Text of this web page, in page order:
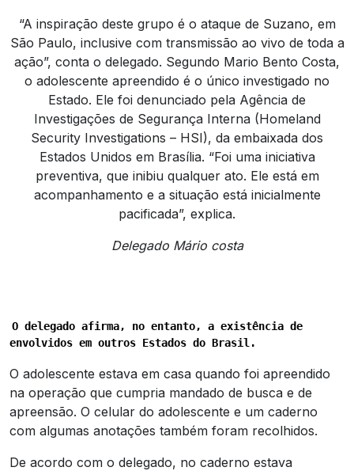
“A inspiração deste grupo é o ataque de Suzano, em
São Paulo, inclusive com transmissão ao vivo de toda a
ação”, conta o delegado. Segundo Mario Bento Costa,
o adolescente apreendido é o único investigado no
Estado. Ele foi denunciado pela Agência de
Investigações de Segurança Interna (Homeland
Security Investigations – HSI), da embaixada dos
Estados Unidos em Brasília. “Foi uma iniciativa
preventiva, que inibiu qualquer ato. Ele está em
acompanhamento e a situação está inicialmente
pacificada”, explica.
Delegado Mário costa
O delegado afirma, no entanto, a existência de
envolvidos em outros Estados do Brasil.
O adolescente estava em casa quando foi apreendido
na operação que cumpria mandado de busca e de
apreensão. O celular do adolescente e um caderno
com algumas anotações também foram recolhidos.
De acordo com o delegado, no caderno estava